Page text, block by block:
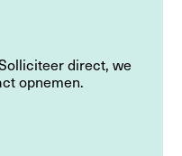
direct, we
opnemen.